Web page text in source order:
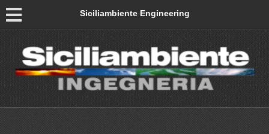
Siciliambiente Engineering